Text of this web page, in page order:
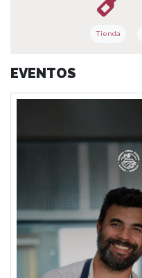
Tienda
EVENTOS